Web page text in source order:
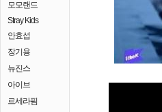
모모랜드
Stray Kids
안효섭
장기용
뉴진스
아이브
르세라핌